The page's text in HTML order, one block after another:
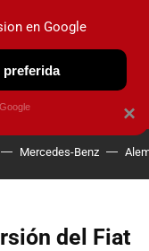
OBSERVATORIO
Mercedes-Benz
del Fiat
×
en Google
preferida